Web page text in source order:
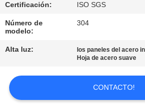
DE
CALIDAD
CONTACTA
CON
Certificación: ISO SGS
Número de
modelo:
304
Alta luz: los paneles del acero
Hoja de acero suave
CONTACTO!